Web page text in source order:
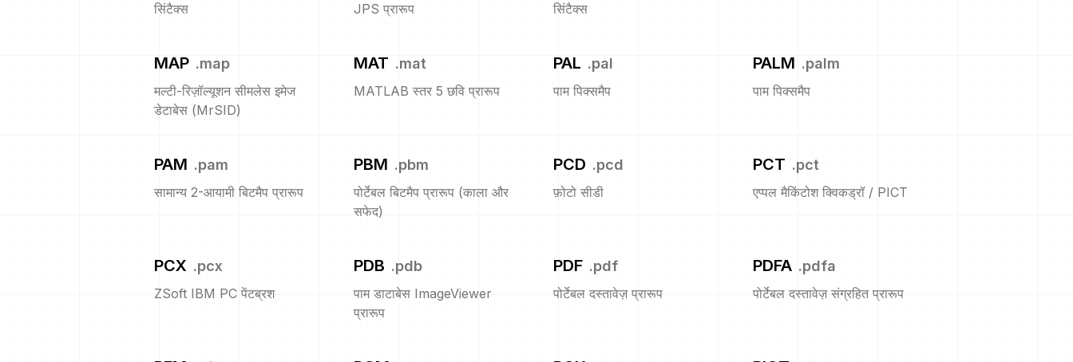
सिंटैक्स
JPS प्रारूप
सिंटैक्स
MAP .map
मल्टी-रिज़ॉल्यूशन सीमलेस इमेज
डेटाबेस (MrSID)
MAT .mat
MATLAB स्तर 5 छवि प्रारूप
PAL .pal
पाम पिक्समैप
PALM .palm
पाम पिक्समैप
PAM .pam
सामान्य 2-आयामी बिटमैप प्रारूप
PBM .pbm
पोर्टेबल बिटमैप प्रारूप (काला और
सफेद)
PCD .pcd
फ़ोटो सीडी
PCT .pct
एप्पल मैकिंटोश क्विकड्रॉ / PICT
PCX .pcx
ZSoft IBM PC पेंटब्रश
PDB .pdb
पाम डाटाबेस ImageViewer
प्रारूप
PDF .pdf
पोर्टेबल दस्तावेज़ प्रारूप
PDFA .pdfa
पोर्टेबल दस्तावेज़ संग्रहित प्रारूप